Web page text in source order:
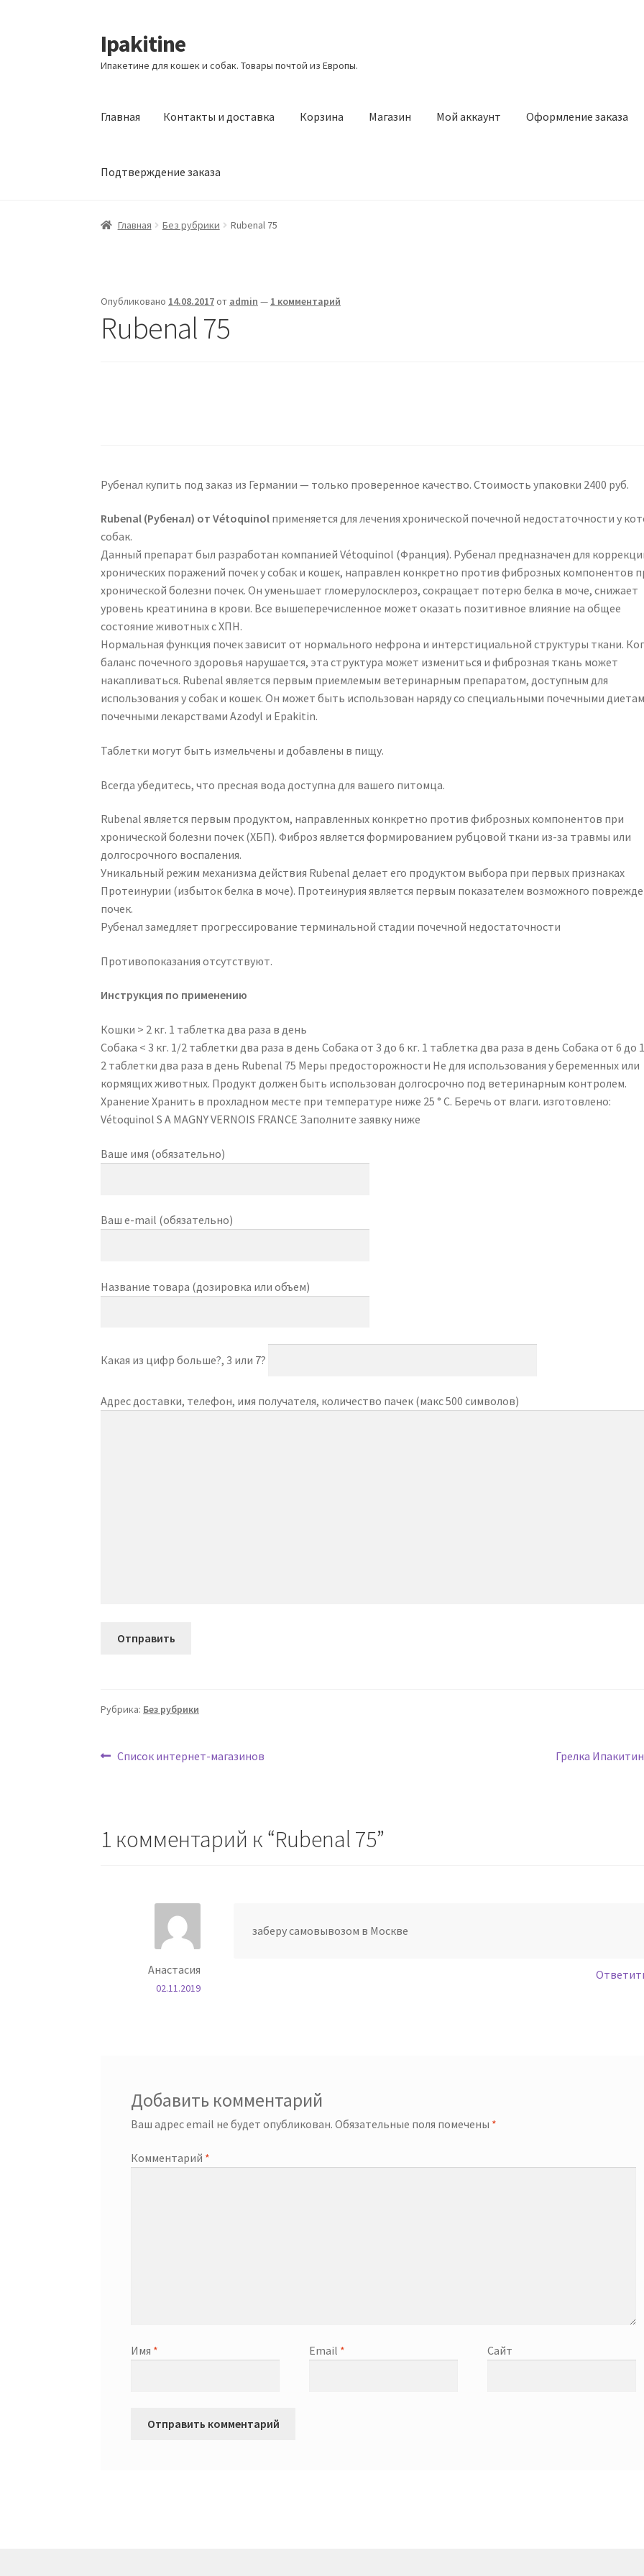
Перейти
к
навигации
Перейти
к
содержимому
Ipakitine
Ипакетине для кошек и собак. Товары почтой из Европы.
Главная Контакты и доставка Корзина Магазин Мой аккаунт Оформление заказа
Подтверждение заказа
Главная Контакты и доставка Корзина
Главная Без рубрики Rubenal 75
Опубликовано 14.08.2017от admin — 1 комментарий
Rubenal 75
Рубенал купить под заказ из Германии — только проверенное качество. Стоимость упаковки 2400 руб.
Rubenal (Рубенал) от Vétoquinol применяется для лечения хронической почечной недостаточности у
собак.
Данный препарат был разработан компанией Vétoquinol (Франция). Рубенал предназначен для
хронических поражений почек у собак и кошек, направлен конкретно против фиброзных компонентов
хронической болезни почек. Он уменьшает гломерулосклероз, сокращает потерю белка в моче, снижает
уровень креатинина в крови. Все вышеперечисленное может оказать позитивное влияние на общее
состояние животных с ХПН.
Нормальная функция почек зависит от нормального нефрона и интерстициальной структуры ткани.
баланс почечного здоровья нарушается, эта структура может измениться и фиброзная ткань может
накапливаться. Rubenal является первым приемлемым ветеринарным препаратом, доступным для
использования у собак и кошек. Он может быть использован наряду со специальными почечными
почечными лекарствами Azodyl и Epakitin.
Таблетки могут быть измельчены и добавлены в пищу.
Всегда убедитесь, что пресная вода доступна для вашего питомца.
Rubenal является первым продуктом, направленных конкретно против фиброзных компонентов при
хронической болезни почек (ХБП). Фиброз является формированием рубцовой ткани из-за травмы или
долгосрочного воспаления.
Уникальный режим механизма действия Rubenal делает его продуктом выбора при первых признаках
Протеинурии (избыток белка в моче). Протеинурия является первым показателем возможного
почек.
Рубенал замедляет прогрессирование терминальной стадии почечной недостаточности
Противопоказания отсутствуют.
Инструкция по применению
Кошки > 2 кг. 1 таблетка два раза в день
Собака < 3 кг. 1/2 таблетки два раза в день Собака от 3 до 6 кг. 1 таблетка два раза в день Собака от 6 до
2 таблетки два раза в день Rubenal 75 Меры предосторожности Не для использования у беременных или
кормящих животных. Продукт должен быть использован долгосрочно под ветеринарным контролем.
Хранение Хранить в прохладном месте при температуре ниже 25 ° C. Беречь от влаги. изготовлено:
Vétoquinol S A MAGNY VERNOIS FRANCE Заполните заявку ниже
Ваше имя (обязательно)
Ваш e-mail (обязательно)
Название товара (дозировка или объем)
Какая из цифр больше?, 3 или 7?
Адрес доставки, телефон, имя получателя, количество пачек (макс 500 символов)
Рубрика: Без рубрики
Навигация
Предыдущая
Список интернет-магазинов
Следующая
Грелка
1 комментарий к “Rubenal 75”
Анастасия
02.11.2019
заберу самовывозом в Москве
Добавить комментарий
Ваш адрес email не будет опубликован. Обязательные поля помечены *
Комментарий *
Имя * Email * Сайт